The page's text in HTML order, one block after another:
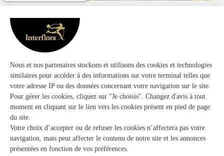
Au Jardin de Corine
Lisieux
★★
4.4 (15)
31, rue d'Alencon
Voir la boutique